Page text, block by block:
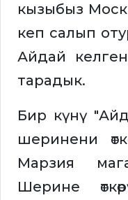
кызыбыз
кеп салып
Айдай
тарадык.
Бир күнү
шеринени
Марзия
Шерине